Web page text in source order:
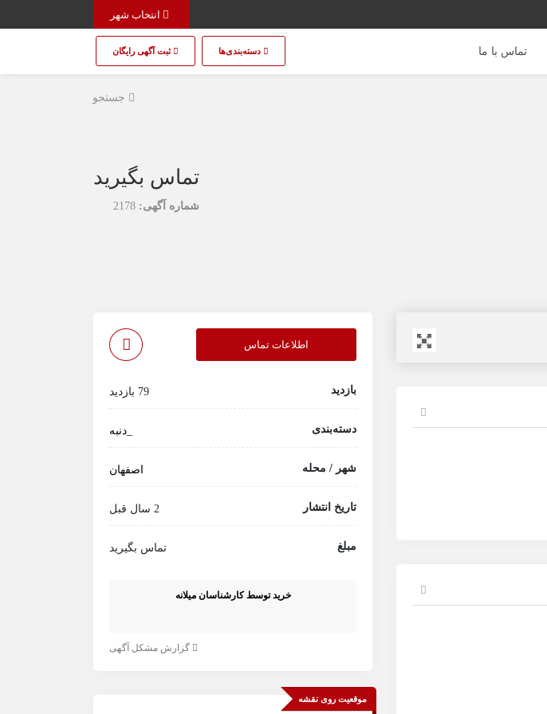
تماس با ما دسته‌بندی‌ها ثبت آگهی رایگان
جستجو
تماس بگیرید
شماره آگهی: 2178
اطلاعات تماس
بازدید 79 بازدید
دسته‌بندی _دنبه
شهر / محله اصفهان
تاریخ انتشار 2 سال قبل
مبلغ تماس بگیرید
خرید توسط کارشناسان میلانه
گزارش مشکل آگهی
موقعیت روی نقشه